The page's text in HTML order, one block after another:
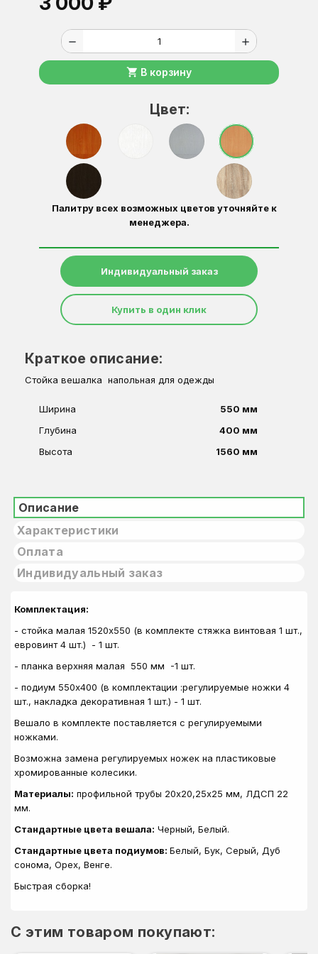
remove add
shopping_cart В корзину
Цвет:
Палитру всех возможных цветов уточняйте к
менеджера.
Индивидуальный заказ
Купить в один клик
Краткое описание:
Стойка вешалка напольная для одежды
Ширина
550 мм
Глубина
400 мм
Высота
1560 мм
Описание
Характеристики
Оплата
Индивидуальный заказ
Комплектация:
- стойка малая 1520х550 (в комплекте стяжка винтовая 1 шт.,
евровинт 4 шт.) - 1 шт.
- планка верхняя малая 550 мм -1 шт.
- подиум 550х400 (в комплектации :регулируемые ножки 4
шт., накладка декоративная 1 шт.) - 1 шт.
Вешало в комплекте поставляется с регулируемыми
ножками.
Возможна замена регулируемых ножек на пластиковые
хромированные колесики.
Материалы: профильной трубы 20х20,25х25 мм, ЛДСП 22
мм.
Стандартные цвета вешала: Черный, Белый.
Стандартные цвета подиумов: Белый, Бук, Серый, Дуб
сонома, Орех, Венге.
Быстрая сборка!
C этим товаром покупают: